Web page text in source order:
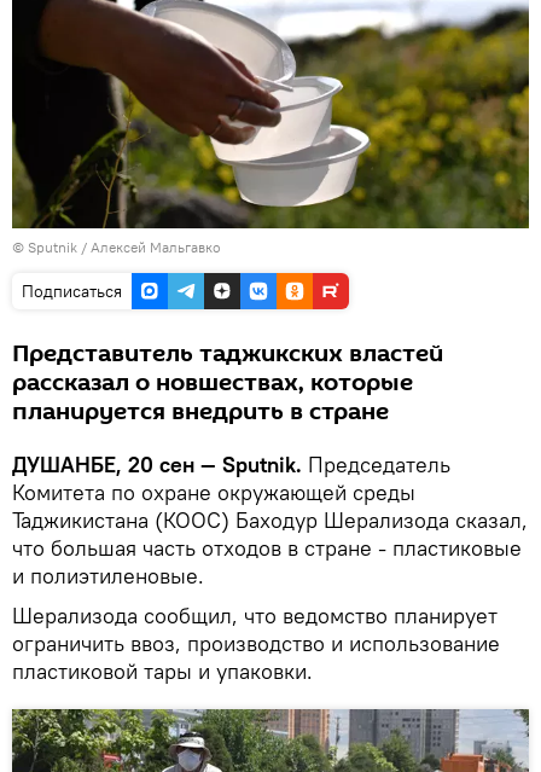
© Sputnik / Алексей Мальгавко
Подписаться
Представитель таджикских властей
рассказал о новшествах, которые
планируется внедрить в стране
ДУШАНБЕ, 20 сен — Sputnik. Председатель
Комитета по охране окружающей среды
Таджикистана (КООС) Баходур Шерализода сказал,
что большая часть отходов в стране - пластиковые
и полиэтиленовые.
Шерализода сообщил, что ведомство планирует
ограничить ввоз, производство и использование
пластиковой тары и упаковки.